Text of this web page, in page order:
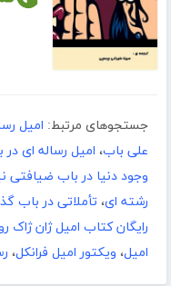
جستجوهای مرتبط: امیل
علی باب، امیل رساله ای
وجود دنیا در باب ضیافتی
رشته ای، تأملاتی در باب
رایگان کتاب امیل ژان ژاک
امیل، ویکتور امیل فرانکل،